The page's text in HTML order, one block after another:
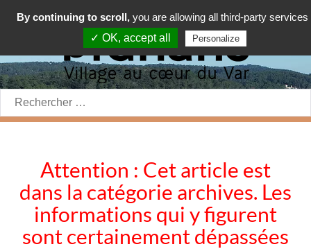
Rechercher:
Attention : Cet article est
dans la catégorie archives. Les
informations qui y figurent
sont certainement dépassées
By continuing to scroll, you are allowing all third-party services
✓ OK, accept all
Personalize